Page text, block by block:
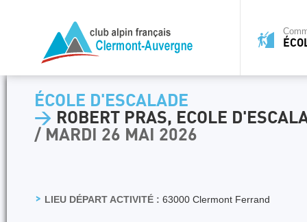
ÉCOLE D'ESCALADE
> ROBERT PRAS, ECOLE
/ MARDI 26 MAI 2026
LIEU DÉPART ACTIVITÉ : 63000 Clermont Ferrand